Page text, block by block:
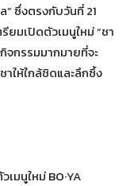
ซึ่งตรงกับวันที่ 21
ยมเปิดตัวเมนูใหม่ “ชา
จกรรมมากมายที่จะ
ให้ใกล้ชิดและลึกซึ้ง
มนูใหม่ BO·YA